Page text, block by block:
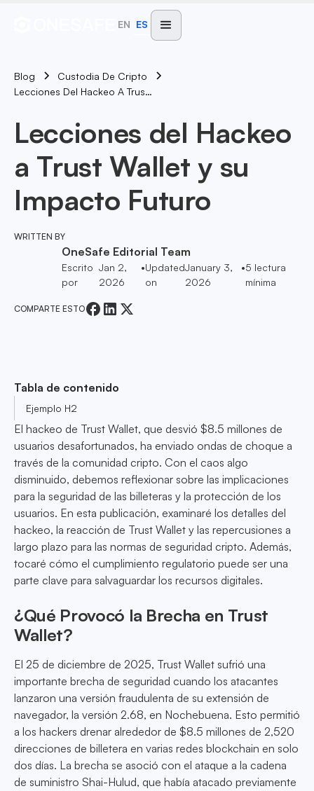
EN ES
Blog
Custodia De Cripto
Lecciones Del Hackeo A Trust Wallet Y Su Impacto Futuro
Lecciones del Hackeo
a Trust Wallet y su
Impacto Futuro
WRITTEN BY
OneSafe Editorial Team
Escrito
por
Jan 2,
2026
•Updated
on
January 3,
2026
•5 lectura
mínima
COMPARTE ESTO
Tabla de contenido
Ejemplo H2
El hackeo de Trust Wallet, que desvió $8.5 millones de
usuarios desafortunados, ha enviado ondas de choque a
través de la comunidad cripto. Con el caos algo
disminuido, debemos reflexionar sobre las implicaciones
para la seguridad de las billeteras y la protección de los
usuarios. En esta publicación, examinaré los detalles del
hackeo, la reacción de Trust Wallet y las repercusiones a
largo plazo para las normas de seguridad cripto. Además,
tocaré cómo el cumplimiento regulatorio puede ser una
parte clave para salvaguardar los recursos digitales.
¿Qué Provocó la Brecha en Trust
Wallet?
El 25 de diciembre de 2025, Trust Wallet sufrió una
importante brecha de seguridad cuando los atacantes
lanzaron una versión fraudulenta de su extensión de
navegador, la versión 2.68, en Nochebuena. Esto permitió
a los hackers drenar alrededor de $8.5 millones de 2,520
direcciones de billetera en varias redes blockchain en solo
dos días. La brecha se asoció con el ataque a la cadena
de suministro Shai-Hulud, que había atacado previamente